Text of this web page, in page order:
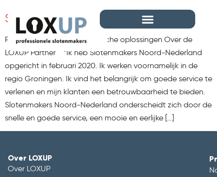
Slotenmakers Noord Nederland
Route 24/7 service Elektronische oplossingen Over de
LOXUP Partner “Ik heb Slotenmakers Noord-Nederland
opgericht in februari 2020. Ik werken voornamelijk in de
regio Groningen. Ik vind het belangrijk om goede service te
verlenen en mijn klanten een betrouwbaarheid te bieden.
Slotenmakers Noord-Nederland onderscheidt zich door de
snelle en goede service, een mooie en eerlijke […]
Over LOXUP
Over LOXUP